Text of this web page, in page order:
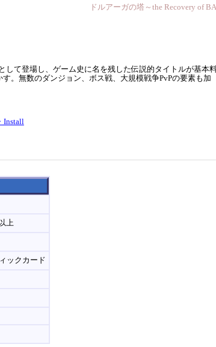
ドルアーガの塔～the Recovery of
して登場し、ゲーム史に名を残した伝説的タイトルが基本
。無数のダンジョン、ボス戦、大規模戦争PvPの要素も加
Install
上
ックカード